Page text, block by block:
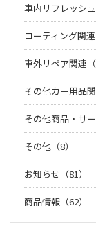
車内リフレッシュ
コーティング関連
車外リペア関連（
その他カー用品関
その他商品・サー
その他（8）
お知らせ（81）
商品情報（62）